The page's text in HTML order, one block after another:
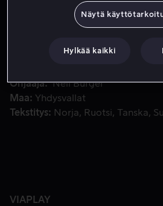
aktiivisuutta usealla sadalla
Mutta menestyksellä on
Bradley Cooper
Ohjaaja
Neil Burger
Maa
Yhdysvallat
Tekstitys
Norja Ruotsi Tanska
VIAPLAY
Näytä
Hylkää kaikki